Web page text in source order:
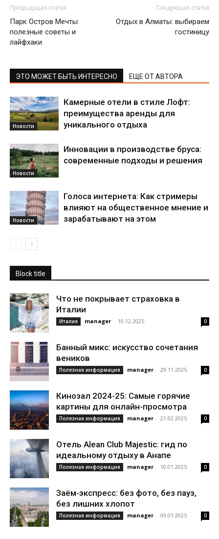
Предыдущая статья
Парк Остров Мечты:
полезные советы и
лайфхаки
Следующая статья
Отдых в Алматы: выбираем
гостиницу
ЭТО МОЖЕТ БЫТЬ ИНТЕРЕСНО ЕЩЕ ОТ АВТОРА
Новости
Камерные отели в стиле Лофт:
преимущества аренды для
уникального отдыха
Новости
Инновации в производстве бруса:
современные подходы и решения
Новости
Голоса интернета: Как стримеры
влияют на общественное мнение и
зарабатывают на этом
Block title
Что не покрывает страховка в
Италии
Италия manager - 10.12.2025 0
Банный микс: искусство сочетания
веников
Полезная информация manager - 29.11.2025 0
Кинозал 2024-25: Самые горячие
картины для онлайн-просмотра
Полезная информация manager - 21.02.2025 0
Отель Alean Club Majestic: гид по
идеальному отдыху в Анапе
Полезная информация manager - 10.01.2025 0
Заём-экспресс: без фото, без пауз,
без лишних хлопот
Полезная информация manager - 09.01.2025 0